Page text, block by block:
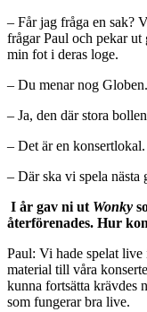
– Får jag fråga en sak?
frågar Paul och pekar ut
min fot i deras loge.
– Du menar nog Globen.
– Ja, den där stora
– Det är en konsertlokal.
– Där ska vi spela
I år gav ni ut Wonky
återförenades. Hur
Paul: Vi hade spelat
material till våra
kunna fortsätta krävdes
som fungerar bra live.